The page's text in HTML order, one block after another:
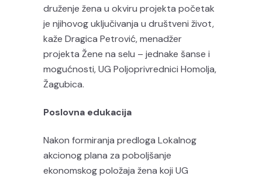
druženje žena u okviru projekta početak
je njihovog uključivanja u društveni život,
kaže Dragica Petrović, menadžer
projekta Žene na selu – jednake šanse i
mogućnosti, UG Poljoprivrednici Homolja,
Žagubica.
Poslovna edukacija
Nakon formiranja predloga Lokalnog
akcionog plana za poboljšanje
ekonomskog položaja žena koji UG